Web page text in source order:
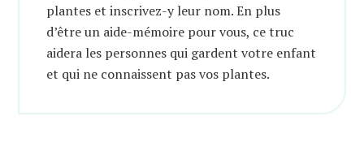
plantes et inscrivez-y leur nom. En plus
d’être un aide-mémoire pour vous, ce truc
aidera les personnes qui gardent votre enfant
et qui ne connaissent pas vos plantes.